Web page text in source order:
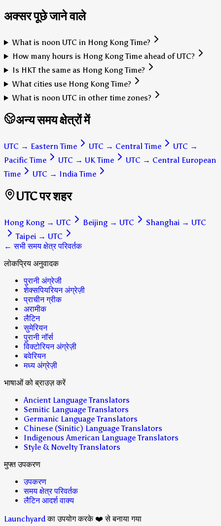
अक्सर पूछे जाने वाले
What is noon UTC in Hong Kong Time?
How many hours is Hong Kong Time ahead of UTC?
Is HKT the same as Hong Kong Time?
What cities use Hong Kong Time?
What is noon UTC in other time zones?
अन्य समय क्षेत्रों में
UTC → Eastern Time UTC → Central Time UTC →
Pacific Time
UTC → UK Time UTC → Central European
Time
UTC → India Time
UTC पर शहर
Hong Kong → UTC Beijing → UTC Shanghai → UTC
Taipei → UTC
← सभी समय क्षेत्र परिवर्तक
लोकप्रिय अनुवादक
पुरानी अंग्रेजी
शेक्सपियरियन अंग्रेज़ी
प्राचीन ग्रीक
अरामीक
लैटिन
सुमेरियन
पुरानी नॉर्स
विक्टोरियन अंग्रेज़ी
बवेरियन
मध्य अंग्रेज़ी
भाषाओं को ब्राउज़ करें
Ancient Language Translators
Semitic Language Translators
Germanic Language Translators
Chinese (Sinitic) Language Translators
Indigenous American Language Translators
Style & Novelty Translators
मुफ्त उपकरण
उपकरण
समय क्षेत्र परिवर्तक
लैटिन आदर्श वाक्य
Launchyardका उपयोग करके ❤️ से बनाया गया